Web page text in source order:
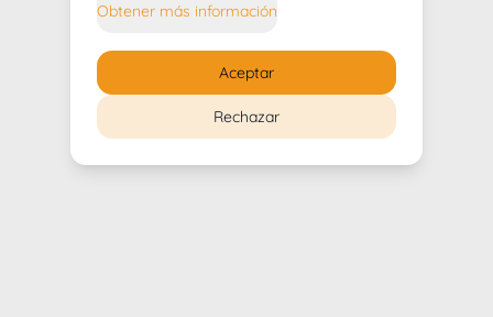
Obtener más información
Rechazar
Aceptar